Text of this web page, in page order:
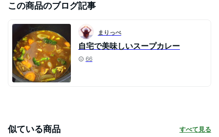
この商品のブログ記事
まりっぺ
自宅で美味しいスープカレー
66
似ている商品 すべて見る